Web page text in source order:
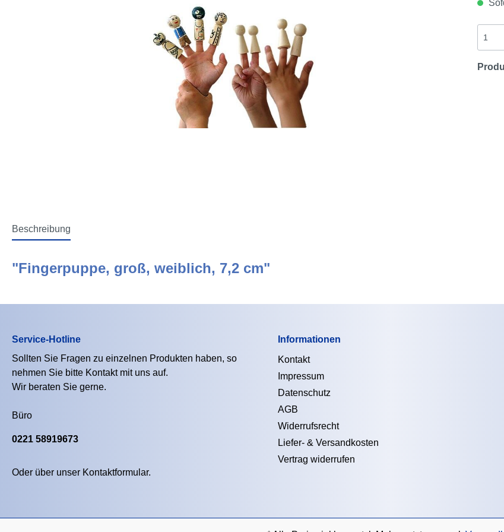
Beschreibung
"Fingerpuppe, groß, weiblich, 7,2 cm"
Service-Hotline
Sollten Sie Fragen zu einzelnen Produkten haben, so
nehmen Sie bitte Kontakt mit uns auf.
Wir beraten Sie gerne.
Büro
0221 58919673
Oder über unser Kontaktformular.
Informationen
Kontakt
Impressum
Datenschutz
AGB
Widerrufsrecht
Liefer- & Versandkosten
Vertrag widerrufen